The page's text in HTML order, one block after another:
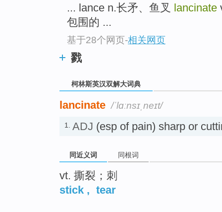
... lance n.长矛、鱼叉
lancinate
包围的 ...
基于28个网页-相关网页
戮
柯林斯英汉双解大词典
lancinate /ˈlɑːnsɪˌneɪt/
1. ADJ (esp of pain) sharp or
同近义词 同根词
vt. 撕裂；刺
stick , tear